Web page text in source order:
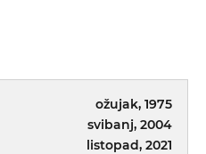
ožujak, 1975
svibanj, 2004
listopad, 2021